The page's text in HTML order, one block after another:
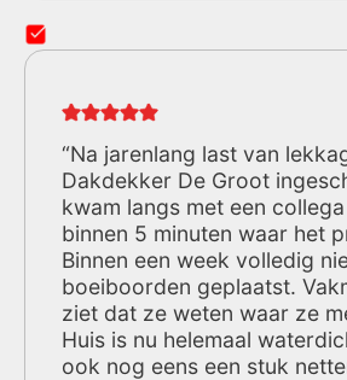
“Na jarenlang last van
Dakdekker De Groot
kwam langs met een
binnen 5 minuten waar het
Binnen een week volledig
boeiboorden geplaatst.
ziet dat ze weten waar ze
Huis is nu helemaal
ook nog eens een stuk